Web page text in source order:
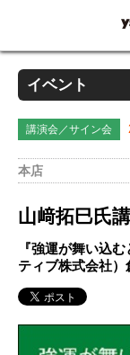
イベント
講演会／サイン会
本店
山﨑拓巳氏
『強運が舞い込
ティブ株式会社）